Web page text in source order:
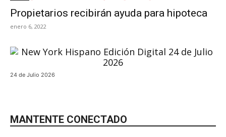
Propietarios recibirán ayuda para hipoteca
enero 6, 2022
24 de Julio 2026
MANTENTE CONECTADO